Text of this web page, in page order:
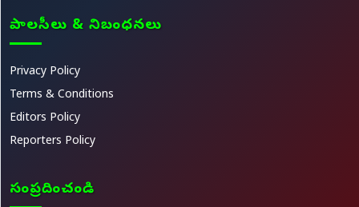
పాలసీలు & నిబంధనలు
Privacy Policy
Terms & Conditions
Editors Policy
Reporters Policy
సంప్రదించండి